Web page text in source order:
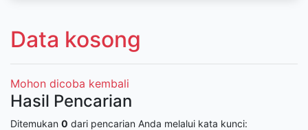
Data kosong
Mohon dicoba kembali
Hasil Pencarian
Ditemukan 0 dari pencarian Anda melalui kata kunci: